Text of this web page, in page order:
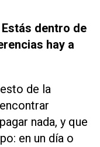
dentro de
hay a
de la
nada, y que
en un día o